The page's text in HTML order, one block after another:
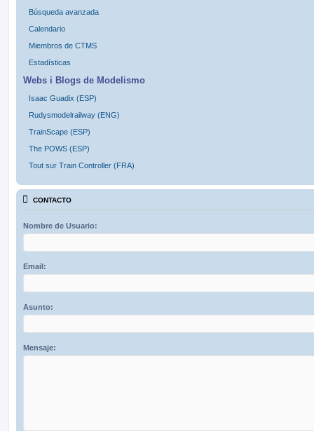
Búsqueda avanzada
Calendario
Miembros de CTMS
Estadísticas
Webs i Blogs de Modelismo
Isaac Guadix (ESP)
Rudysmodelrailway (ENG)
TrainScape (ESP)
The POWS (ESP)
Tout sur Train Controller (FRA)
CONTACTO
Nombre de Usuario:
Email:
Asunto:
Mensaje: